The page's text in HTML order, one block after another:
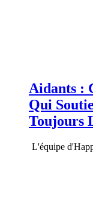
Aidants :
Qui
Toujours
L'équipe